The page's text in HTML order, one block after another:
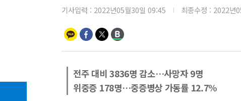
기사입력 : 2022년05월30일 09:45 최종수정 : 2022년
전주 대비 3836명 감소…사망자 9명
위중증 178명…중증병상 가동률 12.7%